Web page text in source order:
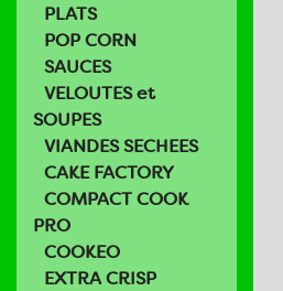
PLATS
POP CORN
SAUCES
VELOUTES et
SOUPES
VIANDES SECHEES
CAKE FACTORY
COMPACT COOK
PRO
COOKEO
EXTRA CRISP